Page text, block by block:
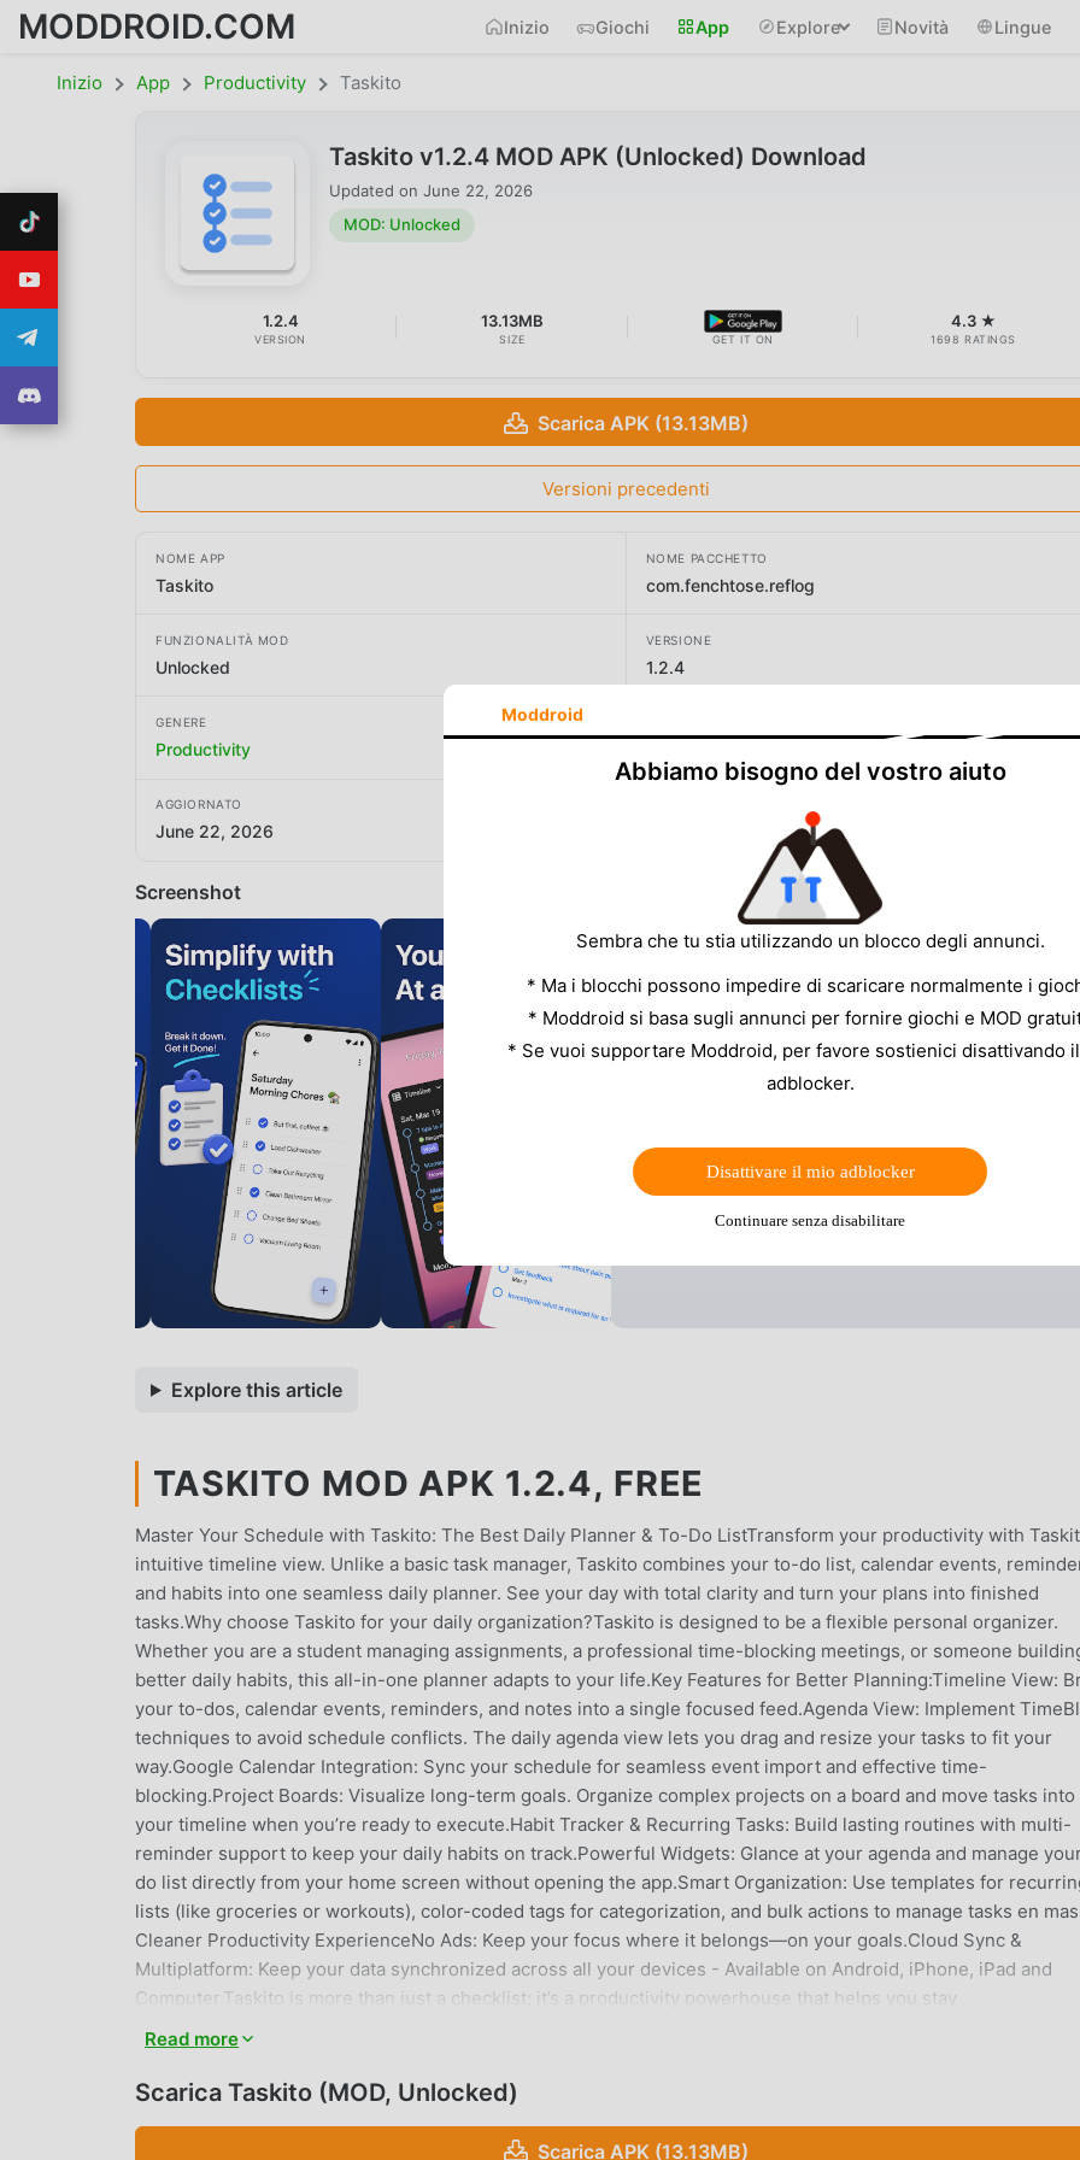
MODDROID.COM Inizio Giochi App Explore Novità Lingue
Inizio App Productivity Taskito
Taskito v1.2.4 MOD APK (Unlocked) Download
Updated on June 22, 2026
MOD: Unlocked
1.2.4
VERSION
13.13MB
SIZE GET IT ON
4.3 ★
1698 RATINGS
Scarica APK (13.13MB)
Versioni precedenti
NOME APP
Taskito
NOME PACCHETTO
com.fenchtose.reflog
FUNZIONALITÀ MOD
Unlocked
VERSIONE
1.2.4
GENERE
Productivity
AGGIORNATO
June 22, 2026
Screenshot
Explore this article
TASKITO MOD APK 1.2.4, FREE
Master Your Schedule with Taskito: The Best Daily Planner & To-Do ListTransform your productivity with
intuitive timeline view. Unlike a basic task manager, Taskito combines your to-do list, calendar events,
and habits into one seamless daily planner. See your day with total clarity and turn your plans into finished
tasks.Why choose Taskito for your daily organization?Taskito is designed to be a flexible personal organizer.
Whether you are a student managing assignments, a professional time-blocking meetings, or someone
better daily habits, this all-in-one planner adapts to your life.Key Features for Better Planning:Timeline View:
your to-dos, calendar events, reminders, and notes into a single focused feed.Agenda View: Implement
techniques to avoid schedule conflicts. The daily agenda view lets you drag and resize your tasks to fit your
way.Google Calendar Integration: Sync your schedule for seamless event import and effective time-
blocking.Project Boards: Visualize long-term goals. Organize complex projects on a board and move tasks into
your timeline when you’re ready to execute.Habit Tracker & Recurring Tasks: Build lasting routines with multi-
reminder support to keep your daily habits on track.Powerful Widgets: Glance at your agenda and manage
do list directly from your home screen without opening the app.Smart Organization: Use templates for
lists (like groceries or workouts), color-coded tags for categorization, and bulk actions to manage tasks en
Cleaner Productivity ExperienceNo Ads: Keep your focus where it belongs—on your goals.Cloud Sync &
Multiplatform: Keep your data synchronized across all your devices - Available on Android, iPhone, iPad and
Computer.Taskito is more than just a checklist; it’s a productivity powerhouse that helps you stay
• •If you have feedback or suggestions, Send us an email: hey.taskito@gmail.comWebsite: https://taskito.io/Help
Center: https://taskito.io/helpBlog: https://taskito.io/blog
Read more
Scarica Taskito (MOD, Unlocked)
Scarica APK (13.13MB)
Moddroid
Abbiamo bisogno del vostro aiuto
Sembra che tu stia utilizzando un blocco degli annunci.
* Ma i blocchi possono impedire di scaricare normalmente i
* Moddroid si basa sugli annunci per fornire giochi e MOD
* Se vuoi supportare Moddroid, per favore sostienici disattivando
adblocker.
Disattivare il mio adblocker
Continuare senza disabilitare